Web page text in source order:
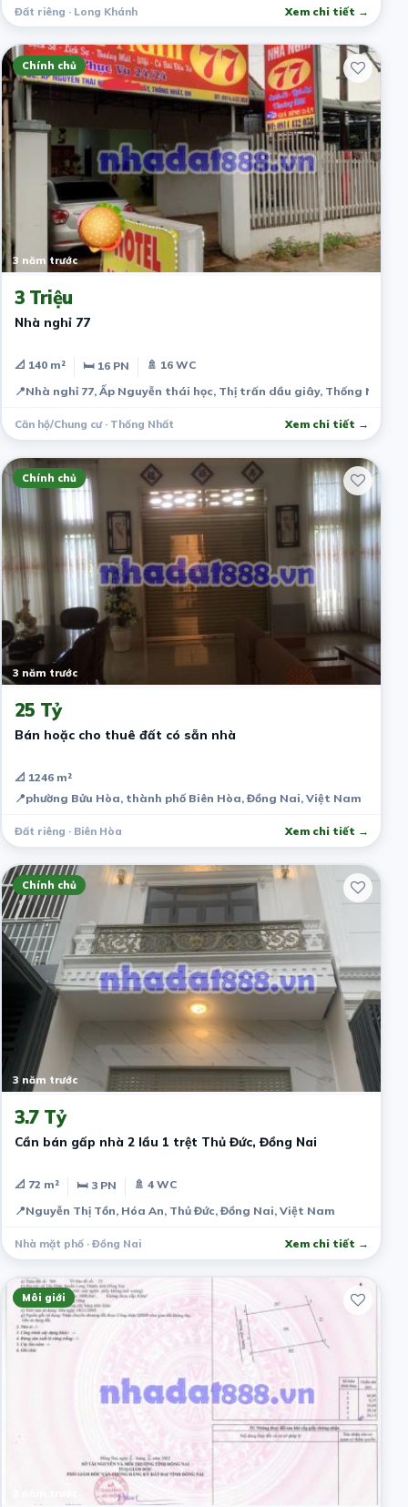
Đất riêng · Long Khánh Xem chi tiết →
Chính chủ
3 năm trước
3 Triệu
Nhà nghỉ 77
📐 140 m² 🛏 16 PN
🚿 16 WC
📍Nhà nghỉ 77, Ấp Nguyễn thái học, Thị trấn dầu giây, Thống Nhất,
Căn hộ/Chung cư · Thống Nhất Xem chi tiết →
Chính chủ
3 năm trước
25 Tỷ
Bán hoặc cho thuê đất có sẵn nhà
📐 1246 m²
📍phường Bửu Hòa, thành phố Biên Hòa, Đồng Nai, Việt Nam
Đất riêng · Biên Hòa Xem chi tiết →
Chính chủ
3 năm trước
3.7 Tỷ
Cần bán gấp nhà 2 lầu 1 trệt Thủ Đức, Đồng Nai
📐 72 m² 🛏 3 PN
🚿 4 WC
📍Nguyễn Thị Tồn, Hóa An, Thủ Đức, Đồng Nai, Việt Nam
Nhà mặt phố · Đồng Nai Xem chi tiết →
Môi giới